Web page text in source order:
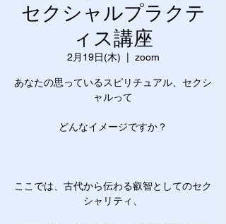
セクシャルプラクテ
ィス講座
2月19日(木) zoom
あなたの思っているスピリチュアル、セクシ
ャルって
どんなイメージですか？
ここでは、古代から伝わる叡智としてのセク
シャリティ、